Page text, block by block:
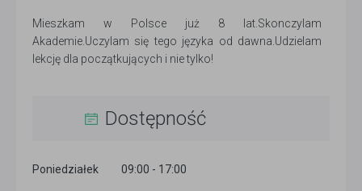
Mieszkam w Polsce już 8 lat.Skonczylam
Akademie.Uczylam się tego języka od dawna.Udzielam
lekcję dla początkujących i nie tylko!
Dostępność
Poniedziałek 09:00 - 17:00